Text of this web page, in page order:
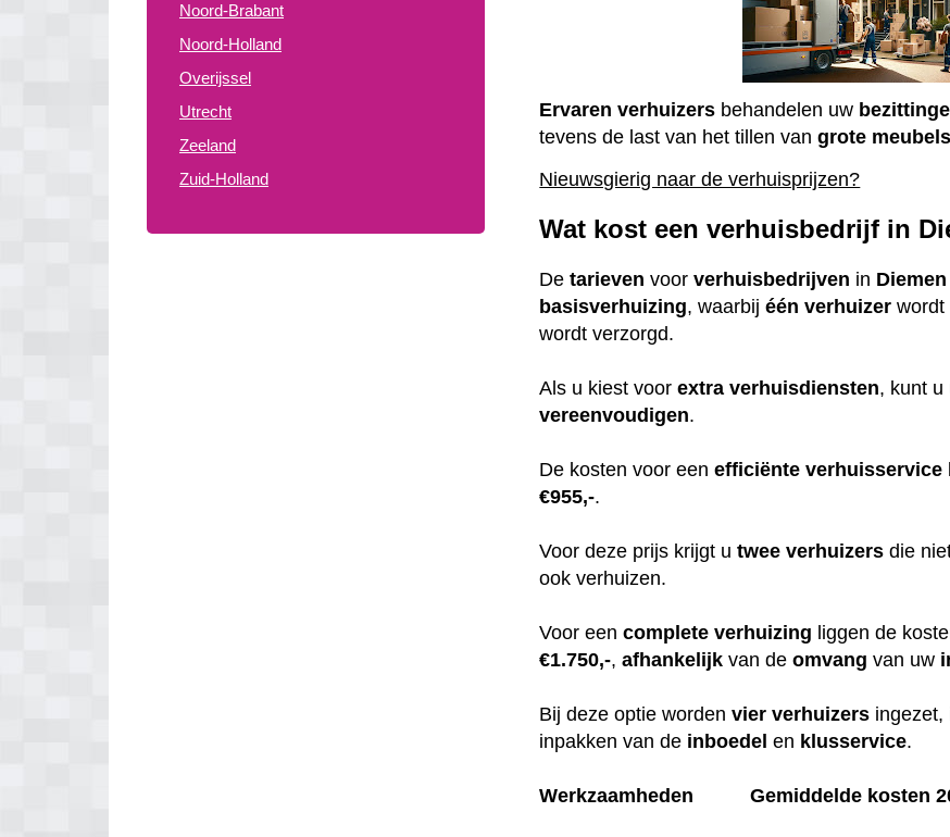
Noord-Brabant
Noord-Holland
Overijssel
Utrecht
Zeeland
Zuid-Holland
Ervaren verhuizers behandelen uw
tevens de last van het tillen vangrote meubels
Nieuwsgierig naar de verhuisprijzen?
Wat kost een verhuisbedrijf in
Detarieven voorverhuisbedrijven in Diemen
basisverhuizing, waarbijéén verhuizer wordt
wordt verzorgd.
Als u kiest voorextra verhuisdiensten, kunt u
vereenvoudigen.
De kosten voor eenefficiënte verhuisservice
€955,-.
Voor deze prijs krijgt utwee verhuizers die
ook verhuizen.
Voor eencomplete verhuizing liggen de
€1.750,-,afhankelijk van deomvang van uw
Bij deze optie wordenvier verhuizers ingezet,
inpakken van de inboedel en klusservice.
Werkzaamheden Gemiddelde kosten